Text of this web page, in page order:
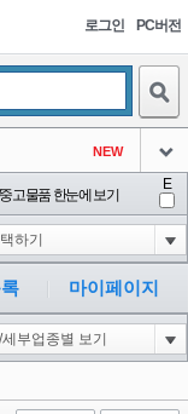
로그인 PC버전
NEW
아이콘
아이콘
아이콘
1
아이콘
1
고물품 한눈에 보기
E
마이페이지